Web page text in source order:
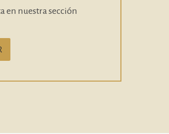
en nuestra sección